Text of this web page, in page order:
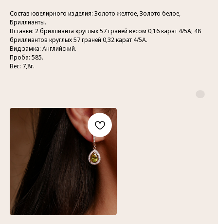
Состав ювелирного изделия: Золото желтое, Золото белое,
Бриллианты.
Вставки: 2 бриллианта круглых 57 граней весом 0,16 карат 4/5А; 48
бриллиантов круглых 57 граней 0,32 карат 4/5А.
Вид замка: Английский.
Проба: 585.
Вес: 7,8г.
Меню
Контакты
Индивидуальный предприниматель
Гатамов Гасан Абдулмеджидович
ИНН: 056210217186
Эл. почта: gatgasan@mail.ru